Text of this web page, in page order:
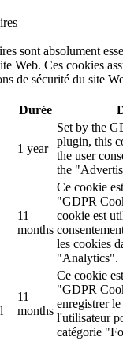
sont absolument
Web. Ces cookies
de sécurité du site
Durée
1 year
Set by the
plugin, this
the user
the
11
months
Ce cookie
"GDPR
cookie est
les cookies
"Analytics".
11
months
Ce cookie
"GDPR
enregistrer
l'utilisateur
catégorie